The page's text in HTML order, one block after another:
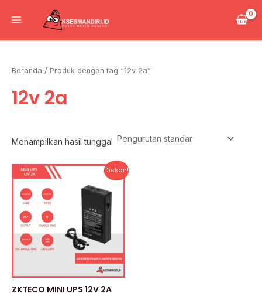
Beranda / Produk dengan tag “12v 2a”
12v 2a
Menampilkan hasil tunggal
Diskon!
ZKTECO MINI UPS 12V 2A
Harga
aslinya
adalah:
Rp350.000.
Harga
saat
ini
adalah:
Rp270.000.